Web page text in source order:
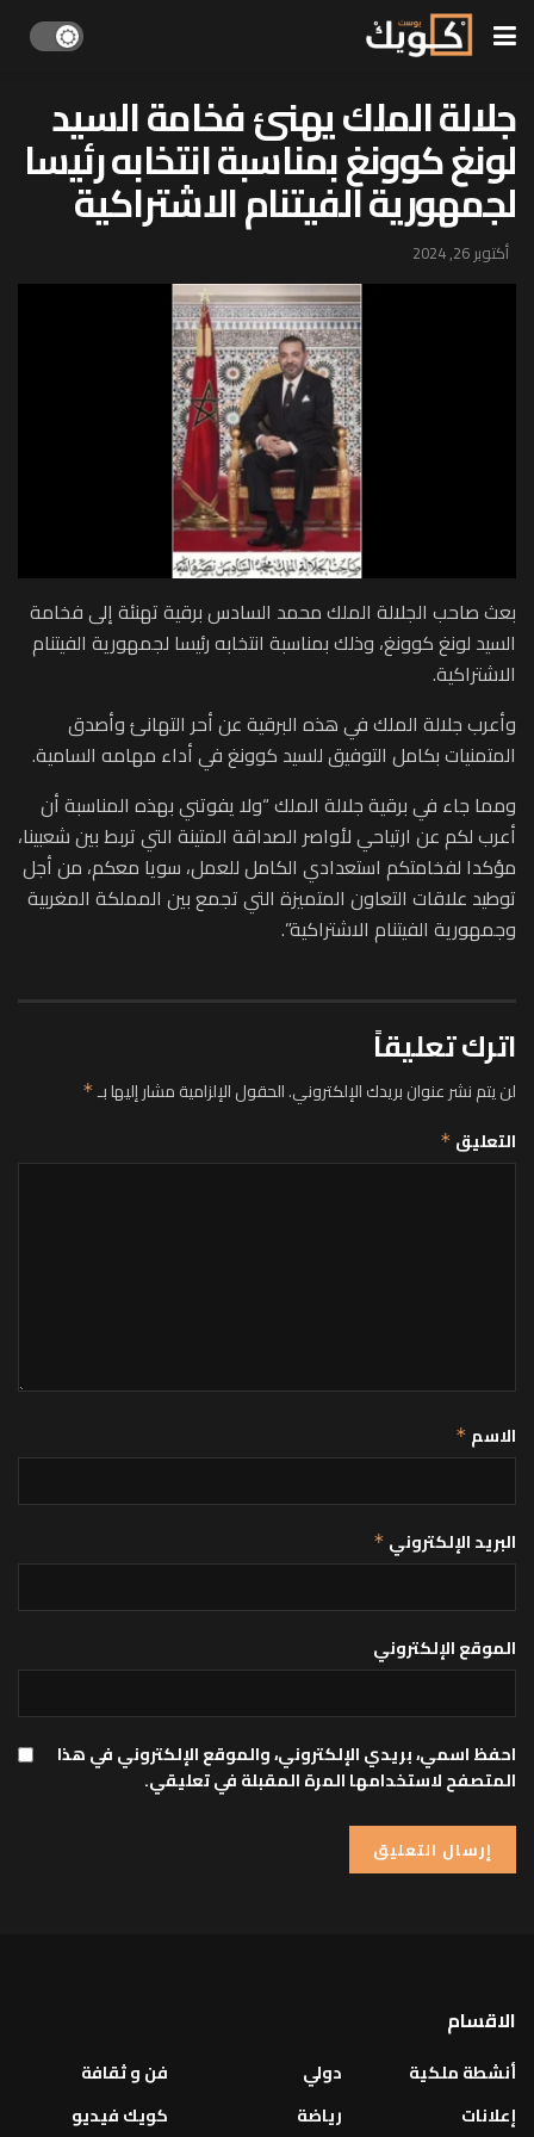
جلالة الملك يهنئ فخامة السيد
لونغ كوونغ بمناسبة انتخابه رئيسا
لجمهورية الفيتنام الاشتراكية
أكتوبر 26, 2024
بعث صاحب الجلالة الملك محمد السادس برقية تهنئة إلى فخامة
السيد لونغ كوونغ، وذلك بمناسبة انتخابه رئيسا لجمهورية الفيتنام
الاشتراكية.
وأعرب جلالة الملك في هذه البرقية عن أحر التهانئ وأصدق
المتمنيات بكامل التوفيق للسيد كوونغ في أداء مهامه السامية.
ومما جاء في برقية جلالة الملك “ولا يفوتني بهذه المناسبة أن
أعرب لكم عن ارتياحي لأواصر الصداقة المتينة التي تربط بين شعبينا،
مؤكدا لفخامتكم استعدادي الكامل للعمل، سويا معكم، من أجل
توطيد علاقات التعاون المتميزة التي تجمع بين المملكة المغربية
وجمهورية الفيتنام الاشتراكية”.
اترك تعليقاً
لن يتم نشر عنوان بريدك الإلكتروني.الحقول الإلزامية مشار إليها بـ*
التعليق *
الاسم *
البريد الإلكتروني *
الموقع الإلكتروني
احفظ اسمي، بريدي الإلكتروني، والموقع الإلكتروني في هذا
المتصفح لاستخدامها المرة المقبلة في تعليقي.
الاقسام
أنشطة ملكية
إعلانات
دولي
رياضة
فن و ثقافة
كويك فيديو